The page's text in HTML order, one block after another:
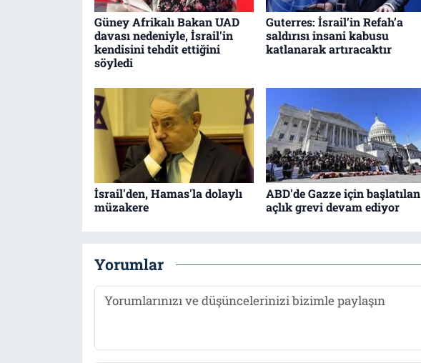
Güney Afrikalı Bakan UAD
davası nedeniyle, İsrail'in
kendisini tehdit ettiğini
söyledi
Guterres: İsrail’in Refah’a
saldırısı insani kabusu
katlanarak artıracaktır
İsrail'den, Hamas'la dolaylı
müzakere
ABD'de Gazze için başlatılan
açlık grevi devam ediyor
Yorumlar